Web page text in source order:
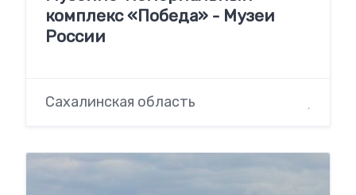
комплекс «Победа» - Музеи
России
Сахалинская область